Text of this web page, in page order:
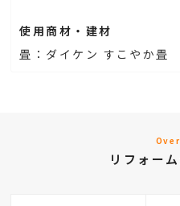
使用商材・建材
畳：ダイケン すこやか畳
リフォー